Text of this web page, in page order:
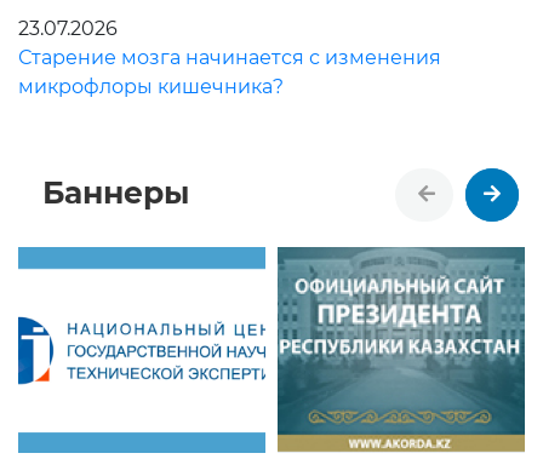
23.07.2026
Старение мозга начинается с изменения
микрофлоры кишечника?
Баннеры